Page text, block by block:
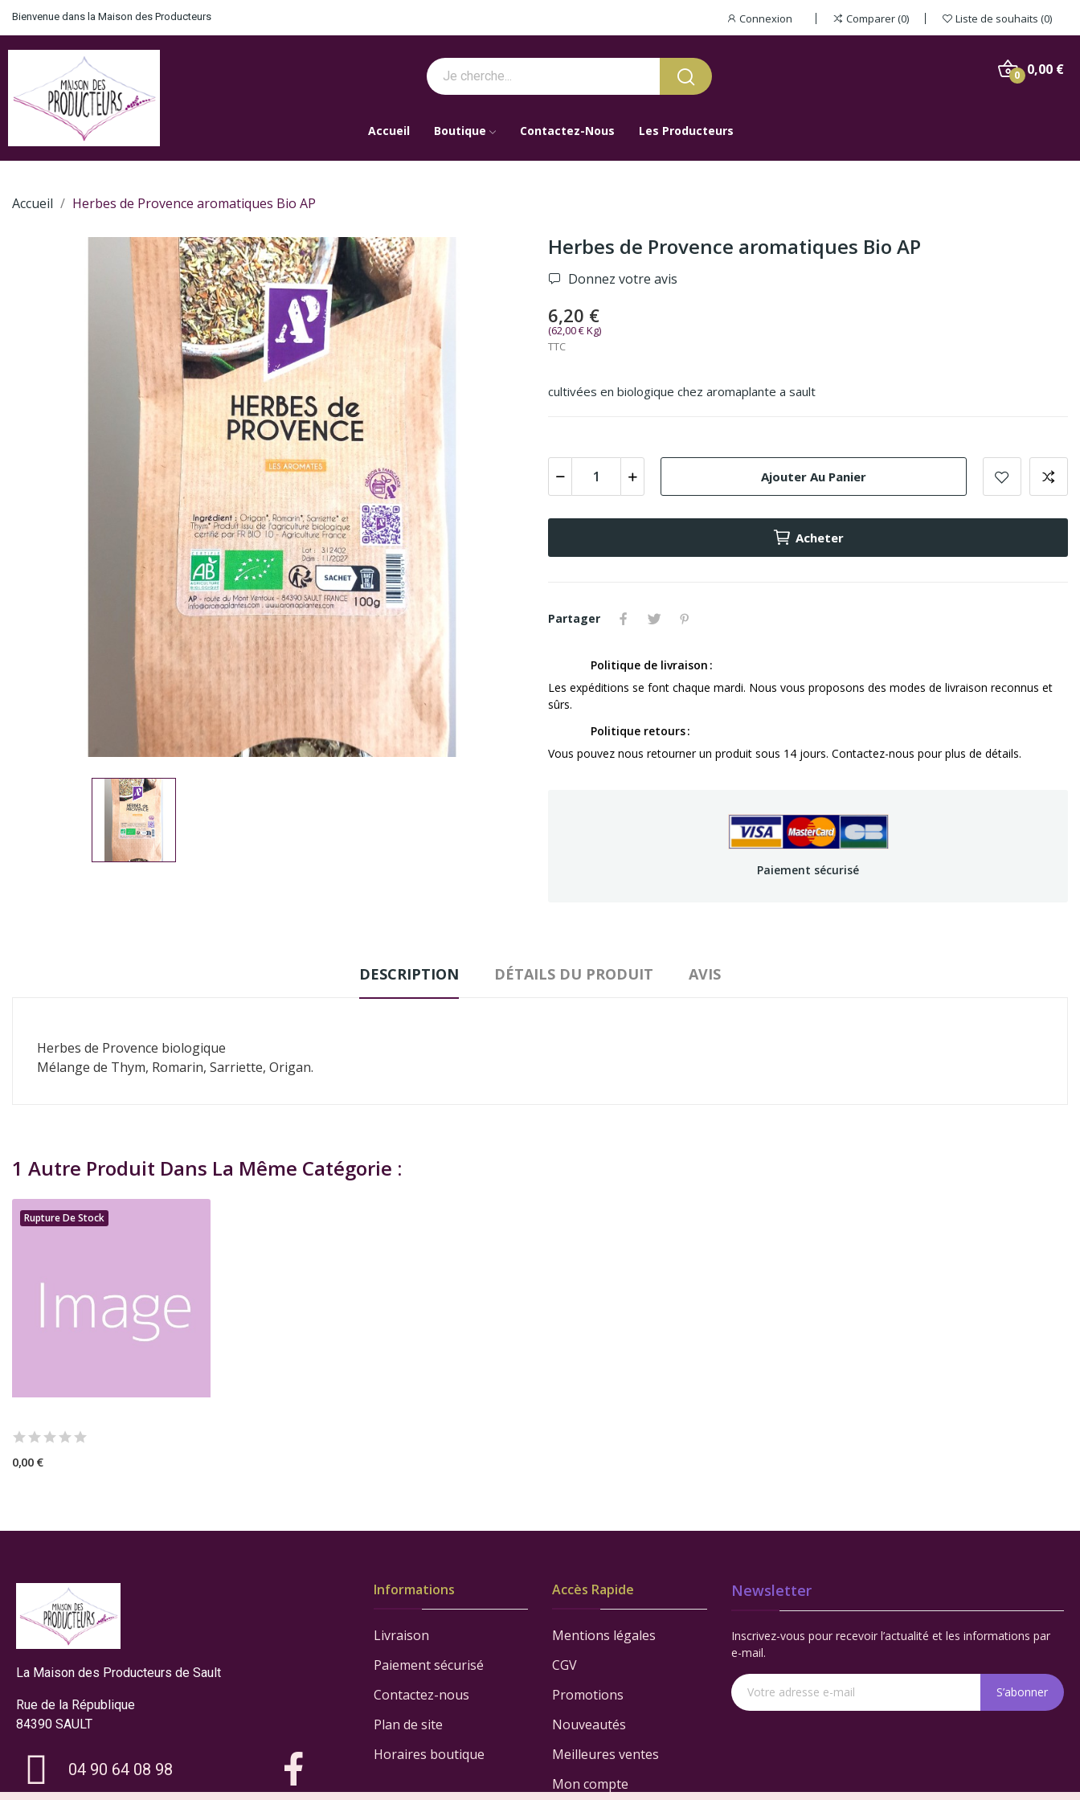
Bienvenue dans la Maison des Producteurs Connexion Comparer 0 Liste de souhaits 0
0,00 €
0
Accueil Boutique Contactez-Nous Les Producteurs
Accueil Herbes de Provence aromatiques Bio AP
Herbes de Provence aromatiques Bio AP
Donnez votre avis
6,20 €
(62,00 € Kg)
TTC
cultivées en biologique chez aromaplante a sault
Ajouter Au Panier
Acheter
Partager
Politique de livraison
Les expéditions se font chaque mardi. Nous vous proposons des modes de livraison reconnus et
sûrs.
Politique retours
Vous pouvez nous retourner un produit sous 14 jours. Contactez-nous pour plus de détails.
Paiement sécurisé
DESCRIPTION DÉTAILS DU PRODUIT AVIS
Herbes de Provence biologique
Mélange de Thym, Romarin, Sarriette, Origan.
1 Autre Produit Dans La Même Catégorie :
Rupture De Stock
0,00 €
La Maison des Producteurs de Sault
Rue de la République
84390 SAULT
04 90 64 08 98
Informations
Livraison
Paiement sécurisé
Contactez-nous
Plan de site
Horaires boutique
Accès Rapide
Mentions légales
CGV
Promotions
Nouveautés
Meilleures ventes
Mon compte
Newsletter
Inscrivez-vous pour recevoir l’actualité et les informations par
e-mail.
S’abonner